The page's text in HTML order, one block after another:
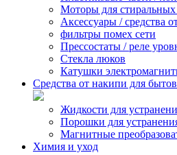
Моторы для
Аксессуары / средства
фильтры помех сети
Прессостаты / реле
Стекла люков
Катушки
Средства от накипи для
Жидкости для
Порошки для
Магнитные
Химия и уход